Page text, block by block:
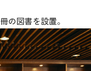
の図書を設置。